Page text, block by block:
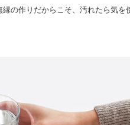
の作りだからこそ、汚れたら気を